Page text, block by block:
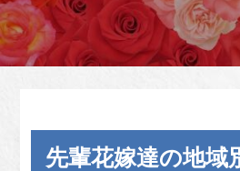
先輩花嫁達の地域